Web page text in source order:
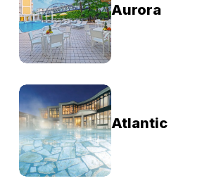
Aurora
Atlantic